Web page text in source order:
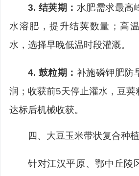
3. 结荚期： 水肥需求最高
水溶肥，提升结荚数量；高
水，选择早晚低温时段灌溉。
4. 鼓粒期： 补施磷钾肥防
润；收获前5天停止灌水，豆荚
达标后机械收获。
四、 大豆玉米带状复合种
针对江汉平原、鄂中丘陵